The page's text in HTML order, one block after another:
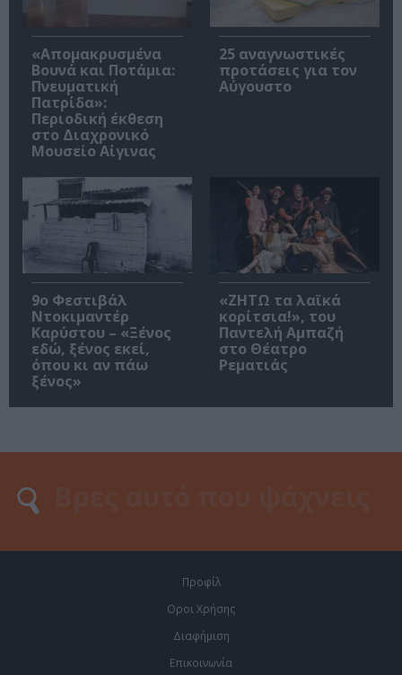
«Απομακρυσμένα
Βουνά και Ποτάμια:
Πνευματική
Πατρίδα»:
Περιοδική έκθεση
στο Διαχρονικό
Μουσείο Αίγινας
25 αναγνωστικές
προτάσεις για τον
Αύγουστο
9ο Φεστιβάλ
Ντοκιμαντέρ
Καρύστου – «Ξένος
εδώ, ξένος εκεί,
όπου κι αν πάω
ξένος»
«ΖΗΤΩ τα λαϊκά
κορίτσια!», του
Παντελή Αμπαζή
στο Θέατρο
Ρεματιάς
Προφίλ
Οροι Χρήσης
Διαφήμιση
Επικοινωνία